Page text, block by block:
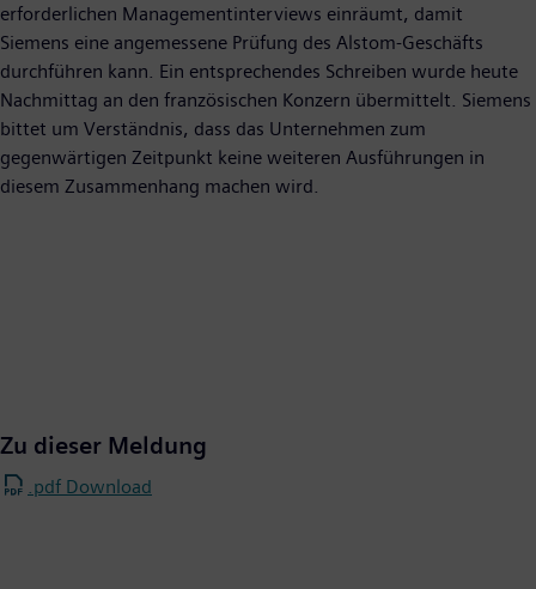
erforderlichen Managementinterviews einräumt, damit
Siemens eine angemessene Prüfung des Alstom-Geschäfts
durchführen kann. Ein entsprechendes Schreiben wurde heute
Nachmittag an den französischen Konzern übermittelt. Siemens
bittet um Verständnis, dass das Unternehmen zum
gegenwärtigen Zeitpunkt keine weiteren Ausführungen in
diesem Zusammenhang machen wird.
Zu dieser Meldung
.pdf Download